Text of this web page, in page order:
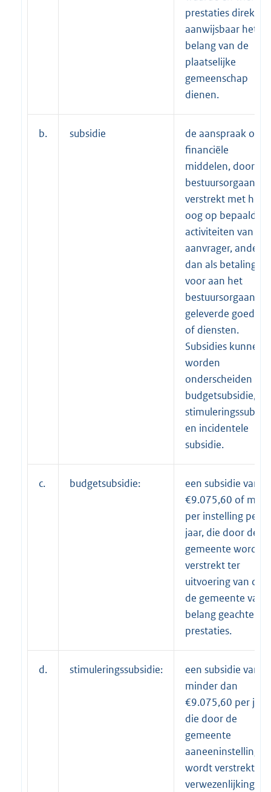
prestaties direkt
aanwijsbaar het
belang van de
plaatselijke
gemeenschap
dienen.
b. subsidie
de aanspraak op
financiële
middelen, door
bestuursorgaan
verstrekt met het
oog op bepaalde
activiteiten van de
aanvrager, anders
dan als betaling
voor aan het
bestuursorgaan
geleverde
of diensten.
Subsidies kunnen
worden
onderscheiden in
budgetsubsidie,
en incidentele
subsidie.
c. budgetsubsidie:
een subsidie van
€9.075,60 of meer
per instelling per
jaar, die door de
gemeente wordt
verstrekt ter
uitvoering van
de gemeente van
belang geachte
prestaties.
d. stimuleringssubsidie:
een subsidie van
minder dan
€9.075,60 per jaar
die door de
gemeente
aaneeninstelling
wordt verstrekt ter
verwezenlijking